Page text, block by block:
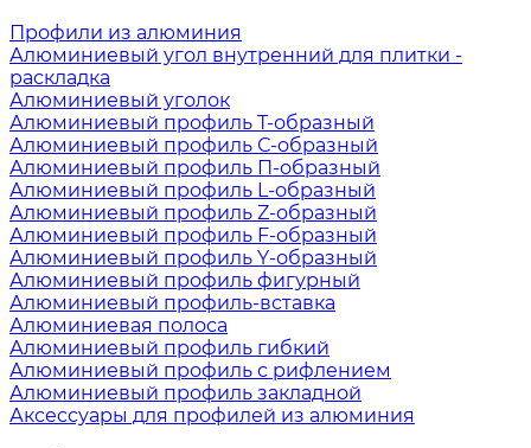
Профили из алюминия
Алюминиевый угол внутренний для плитки -
раскладка
Алюминиевый уголок
Алюминиевый профиль Т-образный
Алюминиевый профиль С-образный
Алюминиевый профиль П-образный
Алюминиевый профиль L-образный
Алюминиевый профиль Z-образный
Алюминиевый профиль F-образный
Алюминиевый профиль Y-образный
Алюминиевый профиль фигурный
Алюминиевый профиль-вставка
Алюминиевая полоса
Алюминиевый профиль гибкий
Алюминиевый профиль с рифлением
Алюминиевый профиль закладной
Аксессуары для профилей из алюминия